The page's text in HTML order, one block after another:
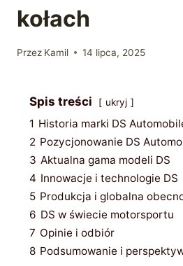
kołach
Przez Kamil 14 lipca, 2025
Spis treści ukryj
1 Historia marki DS
2 Pozycjonowanie DS
3 Aktualna gama modeli DS
4 Innowacje i technologie DS
5 Produkcja i globalna
6 DS w świecie motorsportu
7 Opinie i odbiór
8 Podsumowanie i